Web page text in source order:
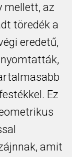
mellett, az
töredék a
eredetű,
Ez
amit